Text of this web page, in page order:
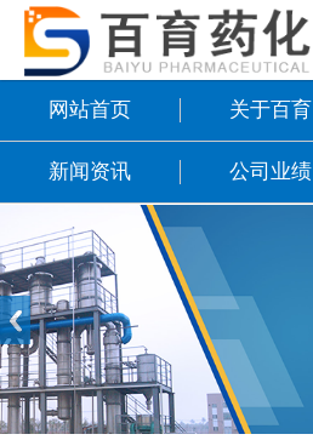
网站首页 关于百育
新闻资讯 公司业绩